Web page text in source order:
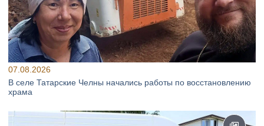
07.08.2026
В селе Татарские Челны начались работы по восстановлению
храма